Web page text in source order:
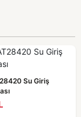
Su Giriş